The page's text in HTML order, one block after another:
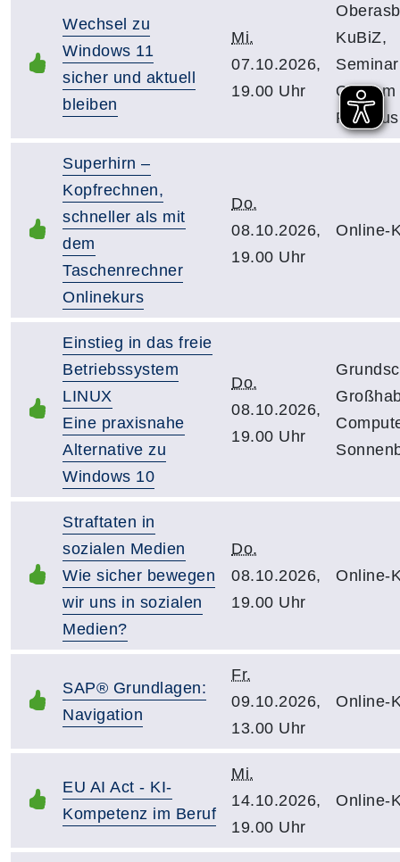
Wechsel zu
Windows 11
sicher und aktuell
bleiben
Mi.
07.10.2026,
19.00 Uhr
KuBiZ,
OG, Am
Superhirn –
Kopfrechnen,
schneller als mit
dem
Taschenrechner
Onlinekurs
Do.
08.10.2026,
19.00 Uhr
Online-
Einstieg in das freie
Betriebssystem
LINUX
Eine praxisnahe
Alternative zu
Windows 10
Do.
08.10.2026,
19.00 Uhr
Straftaten in
sozialen Medien
Wie sicher bewegen
wir uns in sozialen
Medien?
Do.
08.10.2026,
19.00 Uhr
Online-
SAP® Grundlagen:
Navigation
Fr.
09.10.2026,
13.00 Uhr
Online-
EU AI Act - KI-
Kompetenz im Beruf
Mi.
14.10.2026,
19.00 Uhr
Online-